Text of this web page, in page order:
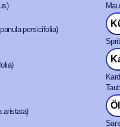
persicifolia)
aristata)